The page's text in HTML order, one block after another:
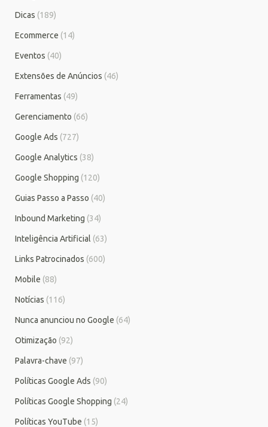
Dicas (189)
Ecommerce (14)
Eventos (40)
Extensões de Anúncios (46)
Ferramentas (49)
Gerenciamento (66)
Google Ads (727)
Google Analytics (38)
Google Shopping (120)
Guias Passo a Passo (40)
Inbound Marketing (34)
Inteligência Artificial (63)
Links Patrocinados (600)
Mobile (88)
Notícias (116)
Nunca anunciou no Google (64)
Otimização (92)
Palavra-chave (97)
Políticas Google Ads (90)
Políticas Google Shopping (24)
Políticas YouTube (15)